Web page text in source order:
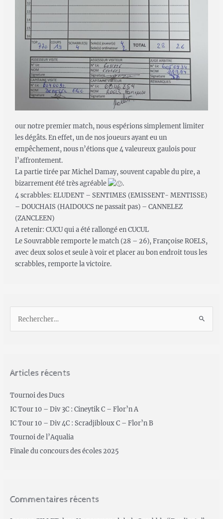
our notre premier match, nous espérions simplement limiter
les dégâts. En effet, un de nos joueurs ayant eu un
empêchement, nous n’étions que 4 valeureux gaulois pour
l’affrontement.
La partie tirée par Michel Damay, souvent capable du pire, a
bizarrement été très agréable
.
4 scrabbles: ELUDENT – SENTIMES (EMISSENT- MENTISSE)
– DOUCHAIS (HAIDOUCS ne passait pas) – CANNELEZ
(ZANCLEEN)
A retenir: CUCU qui a été rallongé en CUCUL
Le Souvrabble remporte le match (28 – 26), Françoise ROELS,
avec deux solos et seule à voir et placer au bon endroit tous les
scrabbles, remporte la victoire.
Articles récents
Tournoi des Ducs
IC Tour 10 – Div 3C : Cineytik C – Flor’n A
IC Tour 10 – Div 4C : Scradjibloux C – Flor’n B
Tournoi de l’Aqualia
Finale du concours des écoles 2025
Commentaires récents